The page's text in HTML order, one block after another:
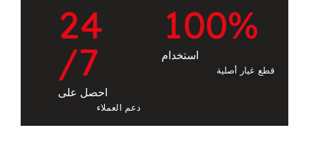
100%
استخدام
قطع غيار أصلية
24
/7
احصل على
دعم العملاء